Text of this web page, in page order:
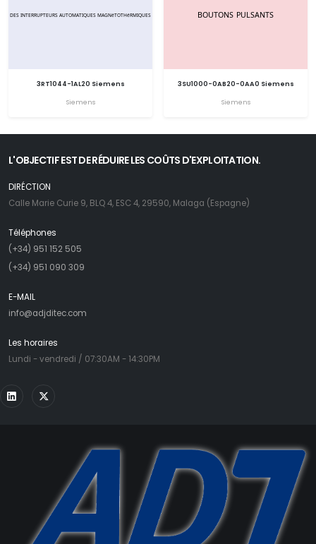
3RT1044-1AL20 Siemens
Siemens
3SU1000-0AB20-0AA0 Siemens
Siemens
L'OBJECTIF EST DE RÉDUIRE LES COÛTS D'EXPLOITATION.
DIRÉCTION
Calle Marie Curie 9, BLQ 4, ESC 4, 29590, Malaga (Espagne)
Téléphones
(+34) 951 152 505
(+34) 951 090 309
E-MAIL
info@adjditec.com
Les horaires
Lundi - vendredi / 07:30AM - 14:30PM